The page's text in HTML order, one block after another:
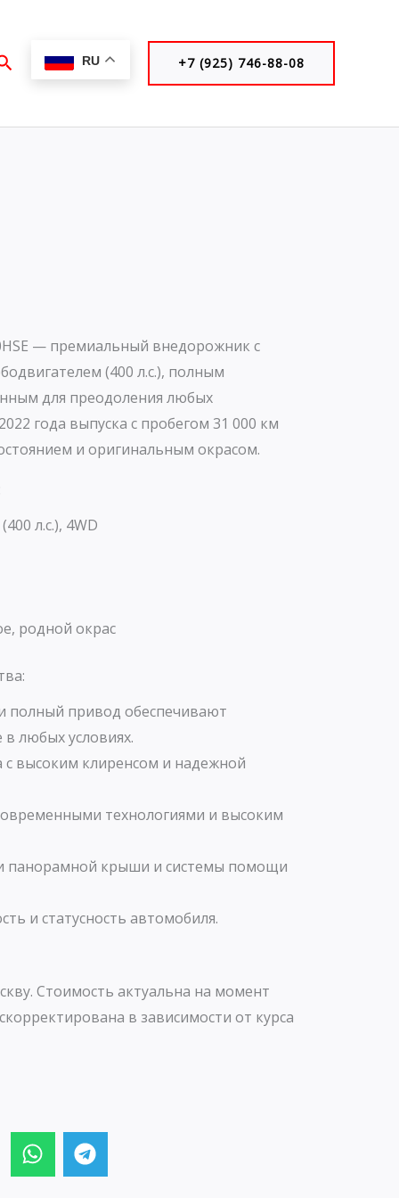
RU +7 (925) 746-88-08
— премиальный внедорожник с
(400 л.с.), полным
для преодоления любых
года выпуска с пробегом 31 000 км
и оригинальным окрасом.
л.с.), 4WD
родной окрас
привод обеспечивают
любых условиях.
высоким клиренсом и надежной
технологиями и высоким
панорамной крыши и системы помощи
и статусность автомобиля.
Стоимость актуальна на момент
в зависимости от курса
W
h
a
T
e
l